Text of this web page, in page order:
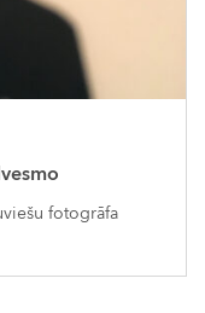
fotogrāfa